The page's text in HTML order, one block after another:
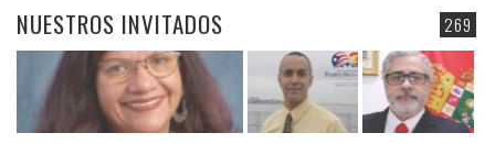
269
NUESTROS INVITADOS